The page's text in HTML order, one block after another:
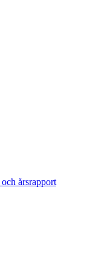
årsrapport